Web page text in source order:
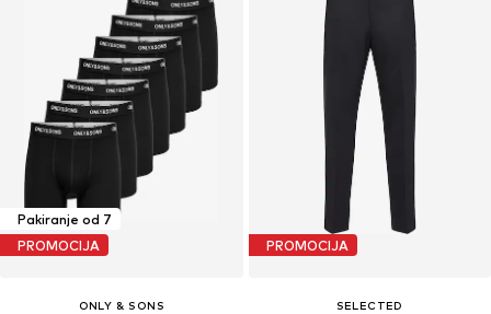
Pakiranje od 7
PROMOCIJA
ONLY & SONS
PROMOCIJA
SELECTED